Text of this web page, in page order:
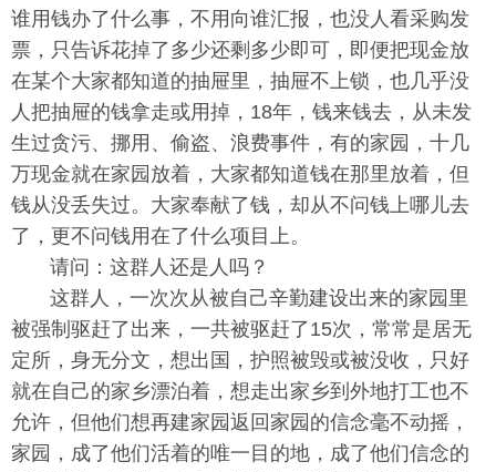
谁用钱办了什么事，不用向谁汇报，也没人看采购发
票，只告诉花掉了多少还剩多少即可，即便把现金放
在某个大家都知道的抽屉里，抽屉不上锁，也几乎没
人把抽屉的钱拿走或用掉，18年，钱来钱去，从未发
生过贪污、挪用、偷盗、浪费事件，有的家园，十几
万现金就在家园放着，大家都知道钱在那里放着，但
钱从没丢失过。大家奉献了钱，却从不问钱上哪儿去
了，更不问钱用在了什么项目上。
请问：这群人还是人吗？
这群人，一次次从被自己辛勤建设出来的家园里
被强制驱赶了出来，一共被驱赶了15次，常常是居无
定所，身无分文，想出国，护照被毁或被没收，只好
就在自己的家乡漂泊着，想走出家乡到外地打工也不
允许，但他们想再建家园返回家园的信念毫不动摇，
家园，成了他们活着的唯一目的地，成了他们信念的